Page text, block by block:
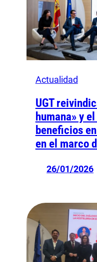
Actualidad
UGT
humana» y
beneficios
en el marco
26/01/2026